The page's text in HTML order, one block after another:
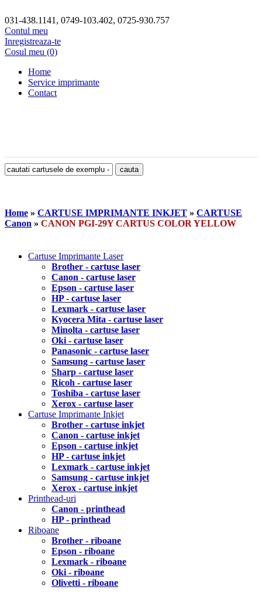
031-438.1141, 0749-103.402, 0725-930.757
Contul meu
Inregistreaza-te
Cosul meu (0)
Home
Service imprimante
Contact
Home » CARTUSE IMPRIMANTE INKJET » CARTUSE
Canon » CANON PGI-29Y CARTUS COLOR YELLOW
Cartuse Imprimante Laser
Brother - cartuse laser
Canon - cartuse laser
Epson - cartuse laser
HP - cartuse laser
Lexmark - cartuse laser
Kyocera Mita - cartuse laser
Minolta - cartuse laser
Oki - cartuse laser
Panasonic - cartuse laser
Samsung - cartuse laser
Sharp - cartuse laser
Ricoh - cartuse laser
Toshiba - cartuse laser
Xerox - cartuse laser
Cartuse Imprimante Inkjet
Brother - cartuse inkjet
Canon - cartuse inkjet
Epson - cartuse inkjet
HP - cartuse inkjet
Lexmark - cartuse inkjet
Samsung - cartuse inkjet
Xerox - cartuse inkjet
Printhead-uri
Canon - printhead
HP - printhead
Riboane
Brother - riboane
Epson - riboane
Lexmark - riboane
Oki - riboane
Olivetti - riboane